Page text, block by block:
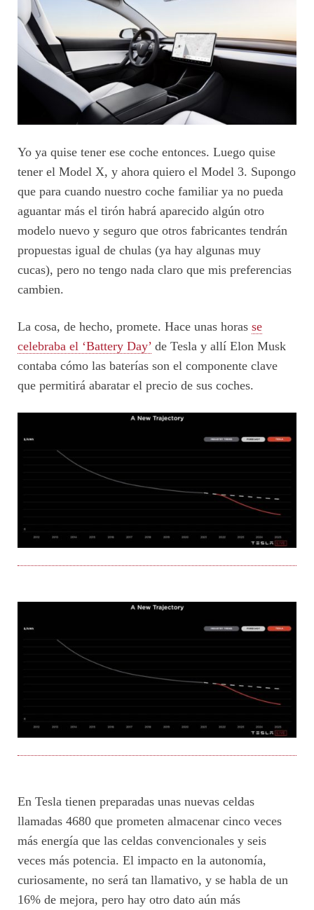
Yo ya quise tener ese coche entonces. Luego quise
tener el Model X, y ahora quiero el Model 3. Supongo
que para cuando nuestro coche familiar ya no pueda
aguantar más el tirón habrá aparecido algún otro
modelo nuevo y seguro que otros fabricantes tendrán
propuestas igual de chulas (ya hay algunas muy
cucas), pero no tengo nada claro que mis preferencias
cambien.
La cosa, de hecho, promete. Hace unas horas se
celebraba el ‘Battery Day’ de Tesla y allí Elon Musk
contaba cómo las baterías son el componente clave
que permitirá abaratar el precio de sus coches.
En Tesla tienen preparadas unas nuevas celdas
llamadas 4680 que prometen almacenar cinco veces
más energía que las celdas convencionales y seis
veces más potencia. El impacto en la autonomía,
curiosamente, no será tan llamativo, y se habla de un
16% de mejora, pero hay otro dato aún más